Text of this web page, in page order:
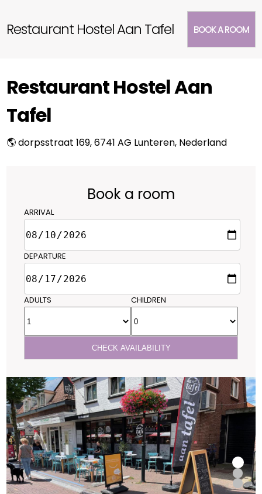
Restaurant Hostel Aan Tafel BOOK A ROOM
Restaurant Hostel Aan
Tafel
🌎 dorpsstraat 169, 6741 AG Lunteren, Nederland
Book a room
ARRIVAL
DEPARTURE
ADULTS CHILDREN
CHECK AVAILABILITY